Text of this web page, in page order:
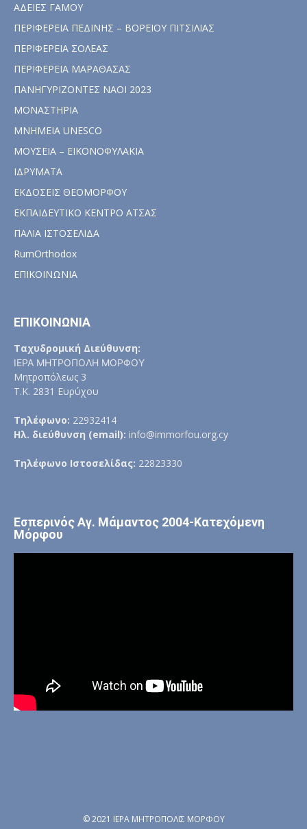
ΑΔΕΙΕΣ ΓΑΜΟΥ
ΠΕΡΙΦΕΡΕΙΑ ΠΕΔΙΝΗΣ – ΒΟΡΕΙΟΥ ΠΙΤΣΙΛΙΑΣ
ΠΕΡΙΦΕΡΕΙΑ ΣΟΛΕΑΣ
ΠΕΡΙΦΕΡΕΙΑ ΜΑΡΑΘΑΣΑΣ
ΠΑΝΗΓΥΡΙΖΟΝΤΕΣ ΝΑΟΙ 2023
ΜΟΝΑΣΤΗΡΙΑ
ΜΝΗΜΕΙΑ UNESCO
ΜΟΥΣΕΙΑ – ΕΙΚΟΝΟΦΥΛΑΚΙΑ
ΙΔΡΥΜΑΤΑ
ΕΚΔΟΣΕΙΣ ΘΕΟΜΟΡΦΟΥ
ΕΚΠΑΙΔΕΥΤΙΚΟ ΚΕΝΤΡΟ ΑΤΣΑΣ
ΠΑΛΙΑ ΙΣΤΟΣΕΛΙΔΑ
RumOrthodox
ΕΠΙΚΟΙΝΩΝΙΑ
ΕΠΙΚΟΙΝΩΝΙΑ
Ταχυδρομική Διεύθυνση:
ΙΕΡΑ ΜΗΤΡΟΠΟΛΗ ΜΟΡΦΟΥ
Μητροπόλεως 3
Τ.Κ. 2831 Ευρύχου
Τηλέφωνο: 22932414
Ηλ. διεύθυνση (email): info@immorfou.org.cy
Τηλέφωνο Ιστοσελίδας: 22823330
Εσπερινός Αγ. Μάμαντος 2004-Κατεχόμενη
Μόρφου
© 2021 ΙΕΡΑ ΜΗΤΡΟΠΟΛΙΣ ΜΟΡΦΟΥ